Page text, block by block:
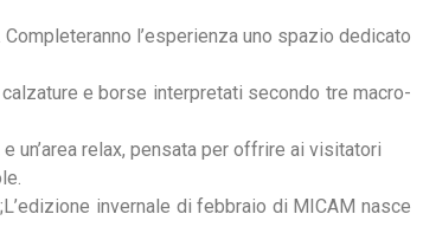
l’esperienza uno spazio dedicato
e borse interpretati secondo tre macro-
un’area relax, pensata per offrire ai visitatori
invernale di febbraio di MICAM nasce